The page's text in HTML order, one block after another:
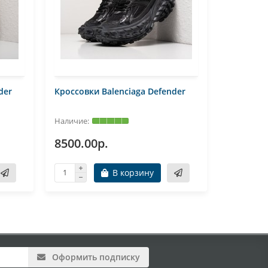
Кроссовки Balenciaga Defender
8500.00р.
В корзину
Оформить подписку